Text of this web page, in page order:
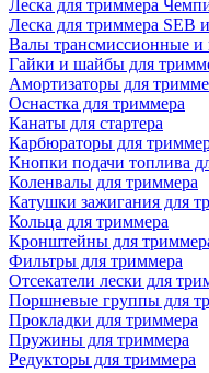
Леска для триммера
Леска для триммера SEB
Валы трансмиссионные и
Гайки и шайбы для
Амортизаторы для
Оснастка для триммера
Канаты для стартера
Карбюраторы для
Кнопки подачи топлива
Коленвалы для триммера
Катушки зажигания для
Кольца для триммера
Кронштейны для
Фильтры для триммера
Отсекатели лески для
Поршневые группы для
Прокладки для триммера
Пружины для триммера
Редукторы для триммера